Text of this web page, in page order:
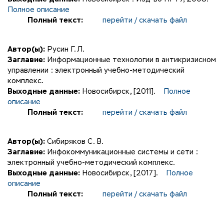
Полное описание
Полный текст:
перейти / скачать файл
Автор(ы): Русин Г. Л.
Заглавие: Информационные технологии в антикризисном
управлении : электронный учебно-методический
комплекс.
Выходные данные: Новосибирск, [2011].
Полное
описание
Полный текст:
перейти / скачать файл
Автор(ы): Сибиряков С. В.
Заглавие: Инфокоммуникационные системы и сети :
электронный учебно-методический комплекс.
Выходные данные: Новосибирск, [2017].
Полное
описание
Полный текст:
перейти / скачать файл